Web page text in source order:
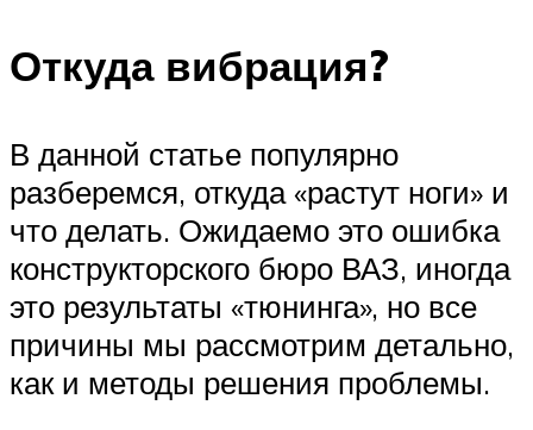
Откуда вибрация?
В данной статье популярно
разберемся, откуда «растут ноги» и
что делать. Ожидаемо это ошибка
конструкторского бюро ВАЗ, иногда
это результаты «тюнинга», но все
причины мы рассмотрим детально,
как и методы решения проблемы.